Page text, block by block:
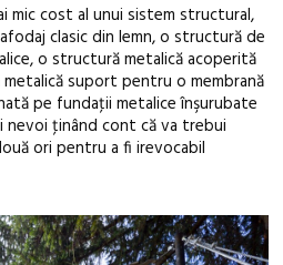
mic cost al unui sistem structural,
clasic din lemn, o structură de
o structură metalică acoperită
suport pentru o membrană
pe fundaţii metalice înşurubate
nevoi ţinând cont că va trebui
ori pentru a fi irevocabil